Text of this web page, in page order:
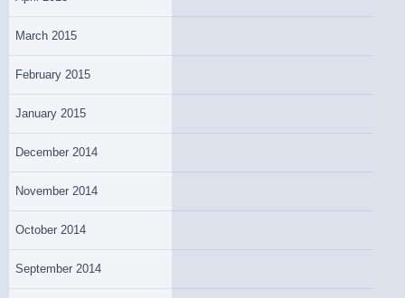
March 2015
February 2015
January 2015
December 2014
November 2014
October 2014
September 2014